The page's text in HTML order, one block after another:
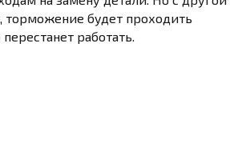
торможение будет проходить
работать.